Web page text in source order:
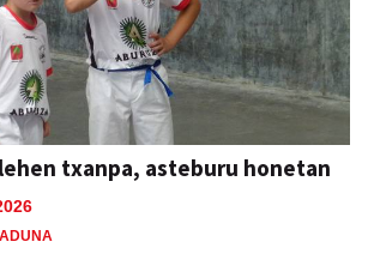
txanpa, asteburu honetan
ADUNA